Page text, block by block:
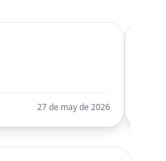
27 de may de 2026